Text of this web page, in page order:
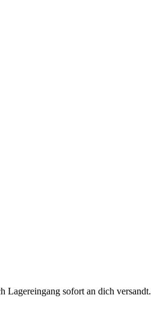
Lagereingang sofort an dich versandt.